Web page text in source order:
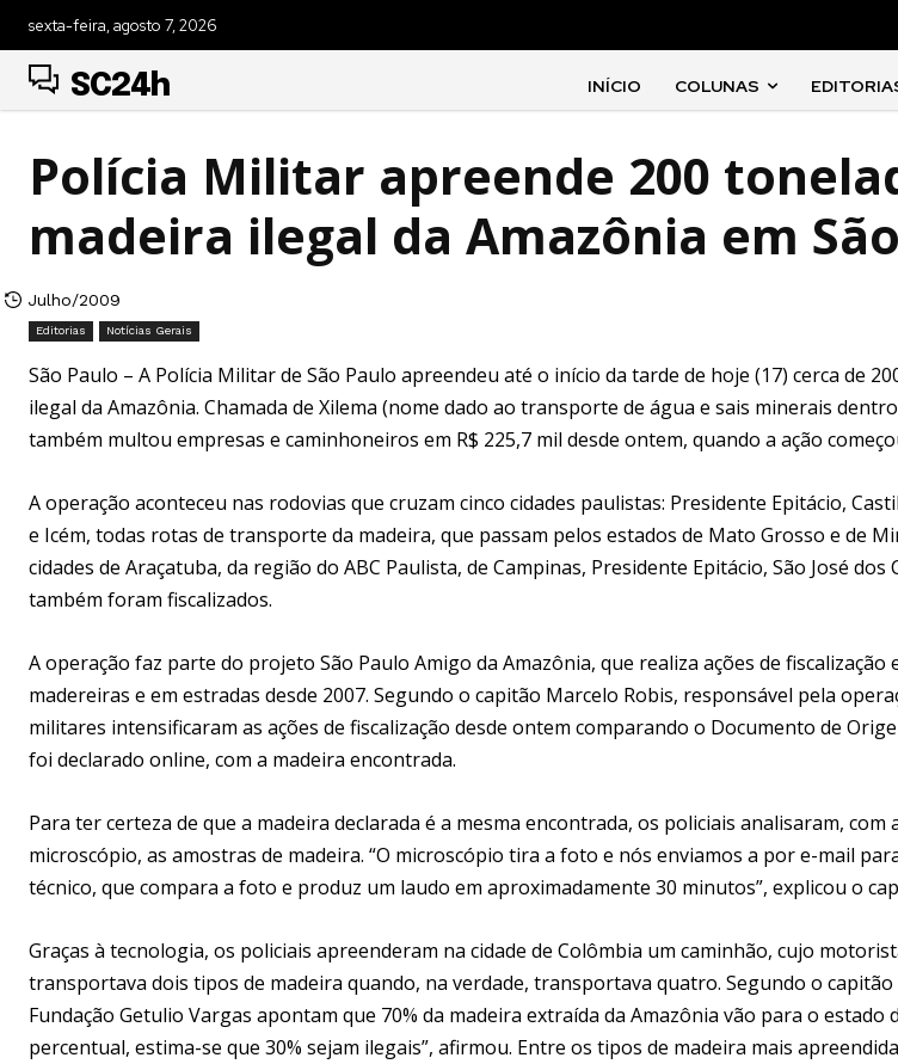
sexta-feira, agosto 7, 2026
SC24h INÍCIO COLUNAS
Polícia Militar apreende 200
madeira ilegal da Amazônia em
Julho/2009
Editorias Notícias Gerais
São Paulo – A Polícia Militar de São Paulo apreendeu até o início da tarde de hoje (17) cerca de
ilegal da Amazônia. Chamada de Xilema (nome dado ao transporte de água e sais minerais
também multou empresas e caminhoneiros em R$ 225,7 mil desde ontem, quando a ação
A operação aconteceu nas rodovias que cruzam cinco cidades paulistas: Presidente Epitácio,
e Icém, todas rotas de transporte da madeira, que passam pelos estados de Mato Grosso e de
cidades de Araçatuba, da região do ABC Paulista, de Campinas, Presidente Epitácio, São José dos
também foram fiscalizados.
A operação faz parte do projeto São Paulo Amigo da Amazônia, que realiza ações de fiscalização
madereiras e em estradas desde 2007. Segundo o capitão Marcelo Robis, responsável pela
militares intensificaram as ações de fiscalização desde ontem comparando o Documento de
foi declarado online, com a madeira encontrada.
Para ter certeza de que a madeira declarada é a mesma encontrada, os policiais analisaram, com
microscópio, as amostras de madeira. “O microscópio tira a foto e nós enviamos a por e-mail
técnico, que compara a foto e produz um laudo em aproximadamente 30 minutos”, explicou o
Graças à tecnologia, os policiais apreenderam na cidade de Colômbia um caminhão, cujo
transportava dois tipos de madeira quando, na verdade, transportava quatro. Segundo o capitão
Fundação Getulio Vargas apontam que 70% da madeira extraída da Amazônia vão para o estado
percentual, estima-se que 30% sejam ilegais”, afirmou. Entre os tipos de madeira mais